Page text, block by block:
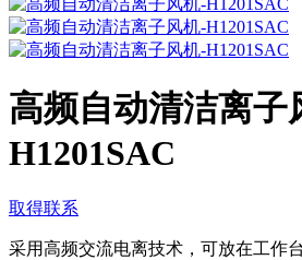
高频自动清洁离子
H1201SAC
取得联系
采用高频交流电离技术，可放在工作